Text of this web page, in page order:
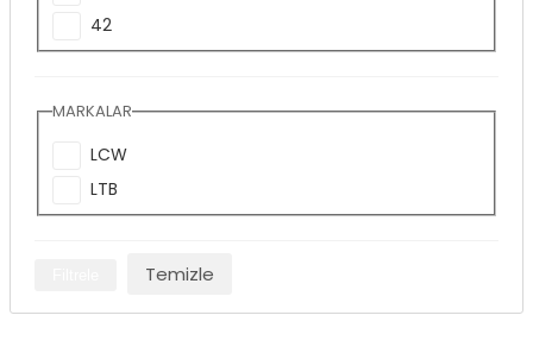
42
MARKALAR
LCW
LTB
Temizle